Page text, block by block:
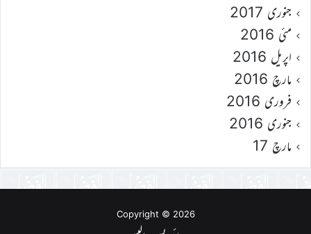
جنوری 2017
مئی 2016
اپریل 2016
مارچ 2016
فروری 2016
جنوری 2016
مارچ 17
Copyright © 2026